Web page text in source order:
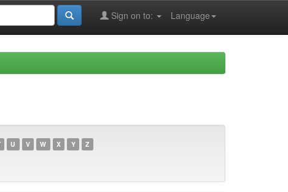
Language
Sign on to:
U V W X Y Z